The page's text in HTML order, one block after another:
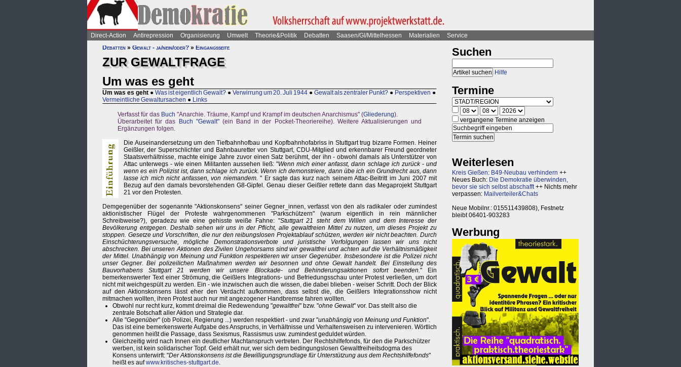
Direct-Action Antirepression Organisierung Umwelt Theorie&Politik Debatten Saasen/GI/Mittelhessen Materialien
Service
Debatten » Gewalt - ja/nein/oder? » Eingangsseite
ZUR GEWALTFRAGE
Um was es geht
Um was es geht ● Was ist eigentlich Gewalt? ● Verwirrung um 20. Juli 1944 ● Gewalt als zentraler Punkt? ● Perspektiven ●
Vermeintliche Gewaltursachen ● Links
Verfasst für das Buch "Anarchie. Träume, Kampf und Krampf im deutschen Anarchismus" (Gliederung).
Überarbeitet für das
Buch "Gewalt"(ein Band in der Pocket-Theoriereihe). Weitere Aktualisierungen und
Ergänzungen folgen.
Die Auseinandersetzung um den Tiefbahnhofbau und Kopfbahnhofabriss in Stuttgart trug bizarre Formen. Heiner
Geißler, der Superschlichter und Bahnbauretter von Stuttgart, CDU-Mitglied und erkennbarer Freund geordneter
Staatsverhältnisse, machte einige Jahre zuvor einen Satz berühmt, der ihn - obwohl damals als Unterstützer von
Attac unterwegs - wie einen Militanten aussehen ließ: "Wenn mich einer anfasst, dann schlage ich zurück - und
wenn es ein Polizist ist, dann schlage ich zurück. Wenn ich demonstriere, dann übe ich ein Grundrecht aus, dann
lasse ich mich nicht anfassen, von niemandem. " Er sagte das kurz nach seinem Attac-Beitritt im Juni 2007 mit
Bezug auf den damals bevorstehenden G8-Gipfel. Genau dieser Geißler rettete dann das Megaprojekt Stuttgart
21 vor den Protesten.
Demgegenüber der sogenannte "Aktionskonsens" seiner Gegner_innen, verfasst von den als radikaler oder zumindest
aktionistischer Flügel der Proteste wahrgenommenen "Parkschützern" (warum eigentlich in rein männlicher
Schreibweise?), geradezu wie eine gehisste weiße Fahne: "Stuttgart 21 steht dem Willen und dem Interesse der
Bevölkerung entgegen. Deshalb sehen wir uns in der Pflicht, alle gewaltfreien Mittel zu nutzen, um dieses Projekt zu
stoppen. Gesetze und Vorschriften, die nur den reibungslosen Projektablauf schützen, werden wir nicht beachten. Durch
Einschüchterungsversuche, mögliche Demonstrationsverbote und juristische Verfolgungen lassen wir uns nicht
abschrecken. Bei unseren Aktionen des Zivilen Ungehorsams sind wir gewaltfrei und achten auf die Verhältnismäßigkeit
der Mittel. Unabhängig von Meinung und Funktion respektieren wir unser Gegenüber. Insbesondere ist die Polizei nicht
unser Gegner. Bei polizeilichen Maßnahmen werden wir besonnen und ohne Gewalt handelt. Bei Einstellung des
Bauvorhabens Stuttgart 21 werden wir unsere Blockade- und Behinderungsaktionen sofort beenden." Ein
bemerkenswerter Text einer Strömung, die Geißlers Integrations- und Befriedungsschau unter Protest verließen, um dort
nicht mit weichgespült zu werden. Ein - wie inzwischen auch die wissen, die dabei blieben - weiser Schritt. Doch der Blick
auf den Aktionskonsens lässt eher den Verdacht aufkommen, dass selbst die, die Geißlers Integrationsshow nicht
mitmachen wollten, ihren Protest auch nur mit angezogener Handbremse fahren wollten.
Obwohl nur recht kurz, kommt dreimal die Redewendung "gewaltfrei" bzw. "ohne Gewalt" vor. Das stellt also die
zentrale Botschaft aller Aktion und Strategie dar.
Alle "Gegenüber" (ob Polizei, Regierung ...) werden respektiert - und zwar "unabhängig von Meinung und Funktion".
Das ist eine bemerkenswerte Aufgabe des Anspruchs, in Verhältnisse und Verhaltensweisen zu intervenieren. Wörtlich
genommen heißt die Passage, dass Sexismus, Rassismus usw. zumindest geduldet würden.
Gleichzeitig wird nach Innen ein deutlicher Machtanspruch vertreten. Der Rechtshilfefonds, für den die Parkschützer
werben, ist kein solidarischer Topf. Geld erhält nur, wer sich dem bedingungslosen Gewaltfreiheitsdogma des
Konsens unterwirft: "Der Aktionskonsens ist die Bewilligungsgrundlage für Unterstützung aus dem Rechtshilfefonds"
heißt es aufwww.kritisches-stuttgart.de.
Suchen
Hilfe
Termine
vergangene Termine anzeigen
Weiterlesen
Kreis Gießen: B49-Neubau verhindern ++
Neues Buch: Die Demokratie überwinden,
bevor sie sich selbst abschafft++ Nichts mehr
verpassen: Mailverteiler&Chats
Neue Mobilnr.: 015511439808), Festnetz
bleibt 06401-903283
Werbung